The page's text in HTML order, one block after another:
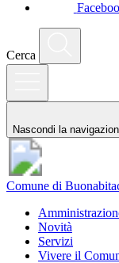
Cerca
Nascondi la
Comune di
Novità
Servizi
Vivere il